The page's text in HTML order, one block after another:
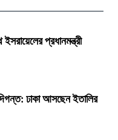
প্রধানমন্ত্রী
ঢাকা আসছেন ইতালির